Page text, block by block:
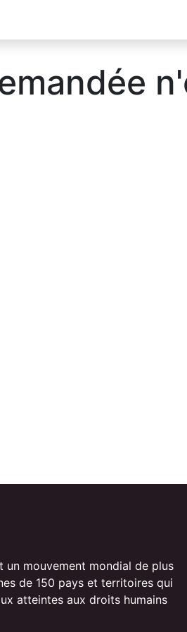
un mouvement mondial de plus
de 150 pays et territoires qui
atteintes aux droits humains